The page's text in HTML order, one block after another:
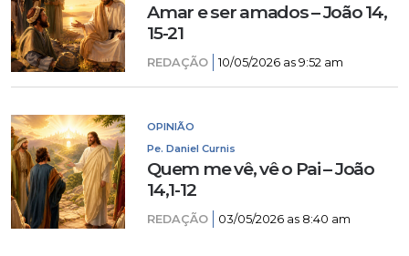
Amar e ser amados – João 14,
15-21
REDAÇÃO 10/05/2026 as 9:52 am
OPINIÃO
Pe. Daniel Curnis
Quem me vê, vê o Pai – João
14,1-12
REDAÇÃO 03/05/2026 as 8:40 am